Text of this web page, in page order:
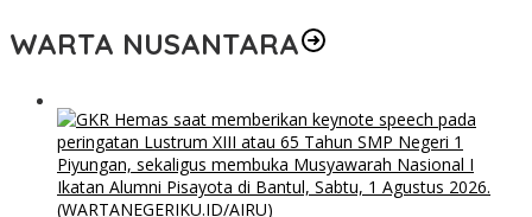
WARTA NUSANTARA